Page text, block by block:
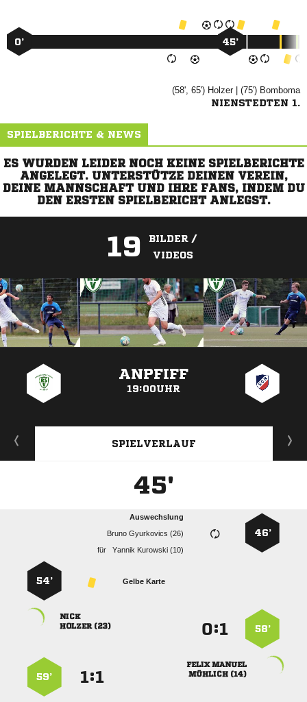
0’ 45’
(58', 65') | (75') 
NIENSTEDTEN 1.
SPIELBERICHTE & NEWS
ES WURDEN LEIDER NOCH KEINE SPIELBERICHTE
ANGELEGT. UNTERSTÜTZE DEINEN VEREIN,
DEINE MANNSCHAFT UND IHRE FANS, INDEM DU
DEN ERSTEN SPIELBERICHT ANLEGST.
19
BILDER /
VIDEOS
ANPFIFF
19:00UHR
SPIELVERLAUF
45'
46’
Auswechslung
  
für
  
Gelbe Karte
54’
58’
:

 
 
 
:
59’